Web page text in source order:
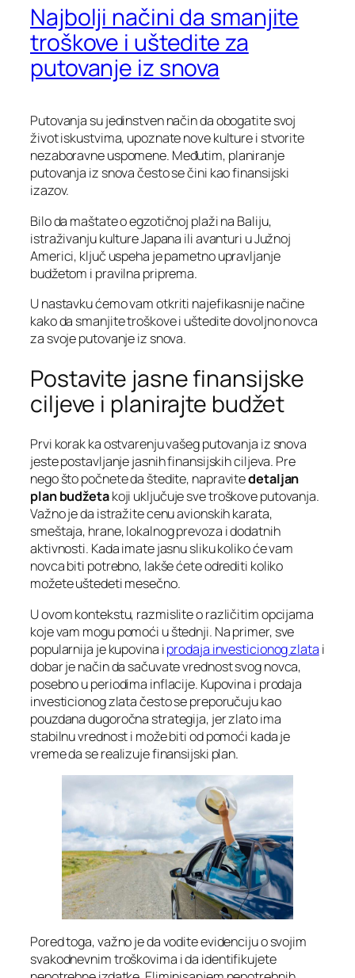
Najbolji načini da smanjite
troškove i uštedite za
putovanje iz snova
Putovanja su jedinstven način da obogatite svoj
život iskustvima, upoznate nove kulture i stvorite
nezaboravne uspomene. Međutim, planiranje
putovanja iz snova često se čini kao finansijski
izazov.
Bilo da maštate o egzotičnoj plaži na Baliju,
istraživanju kulture Japana ili avanturi u Južnoj
Americi, ključ uspeha je pametno upravljanje
budžetom i pravilna priprema.
U nastavku ćemo vam otkriti najefikasnije načine
kako da smanjite troškove i uštedite dovoljno novca
za svoje putovanje iz snova.
Postavite jasne finansijske
ciljeve i planirajte budžet
Prvi korak ka ostvarenju vašeg putovanja iz snova
jeste postavljanje jasnih finansijskih ciljeva. Pre
nego što počnete da štedite, napravitedetaljan
plan budžetakoji uključuje sve troškove putovanja.
Važno je da istražite cenu avionskih karata,
smeštaja, hrane, lokalnog prevoza i dodatnih
aktivnosti. Kada imate jasnu sliku koliko će vam
novca biti potrebno, lakše ćete odrediti koliko
možete uštedeti mesečno.
U ovom kontekstu, razmislite o različitim opcijama
koje vam mogu pomoći u štednji. Na primer, sve
popularnija je kupovina iprodaja investicionog zlata i
dobar je način da sačuvate vrednost svog novca,
posebno u periodima inflacije. Kupovina i prodaja
investicionog zlata često se preporučuju kao
pouzdana dugoročna strategija, jer zlato ima
stabilnu vrednost i može biti od pomoći kada je
vreme da se realizuje finansijski plan.
Pored toga, važno je da vodite evidenciju o svojim
svakodnevnim troškovima i da identifikujete